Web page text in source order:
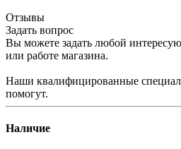
Отзывы
Задать вопрос
Вы можете задать любой
или работе магазина.
Наши квалифицированные
помогут.
Наличие